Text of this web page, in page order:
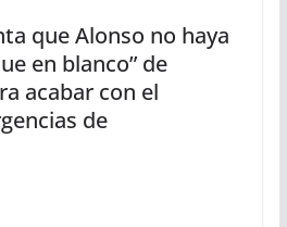
que Alonso no haya
en blanco” de
acabar con el
de